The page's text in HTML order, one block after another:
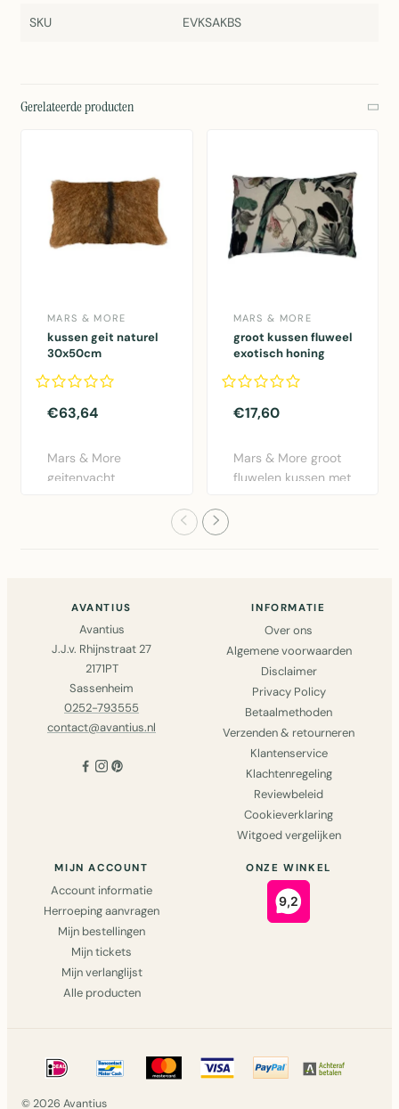
SKU EVKSAKBS
Gerelateerde producten
MARS & MORE
kussen geit naturel
30x50cm
€63,64
Mars & More
geitenvacht
MARS & MORE
groot kussen fluweel
exotisch honing
€17,60
Mars & More groot
fluwelen kussen met
AVANTIUS
Avantius
J.J.v. Rhijnstraat 27
2171PT
Sassenheim
0252-793555
contact@avantius.nl
INFORMATIE
Over ons
Algemene voorwaarden
Disclaimer
Privacy Policy
Betaalmethoden
Verzenden & retourneren
Klantenservice
Klachtenregeling
Reviewbeleid
Cookieverklaring
Witgoed vergelijken
MIJN ACCOUNT
Account informatie
Herroeping aanvragen
Mijn bestellingen
Mijn tickets
Mijn verlanglijst
Alle producten
ONZE WINKEL
© 2026 Avantius